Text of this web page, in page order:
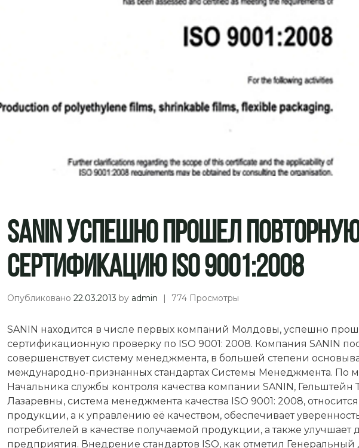
SANIN Успешно Прошел
Сертификацию ISO 9001:2008
Опубликовано 22.03.2013 by admin | 774 Просмотры
SANIN находится в числе первых компаний Молдовы, успешно
сертификационную проверку по ISO 9001: 2008. Компания SANIN
совершенствует систему менеджмента, в большей степени
международно-признанных стандартах Системы Менеджмента. По
Начальника службы контроля качества компании SANIN, Гельштейн
Лазаревны, система менеджмента качества ISO 9001: 2008,
продукции, а к управлению её качеством, обеспечивает
потребителей в качестве получаемой продукции, а также улучшает
предприятия. Внедрение стандартов ISO, как отметил